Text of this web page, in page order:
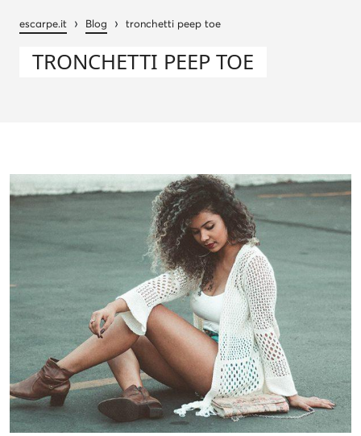
escarpe.it › Blog › tronchetti peep toe
TRONCHETTI PEEP TOE